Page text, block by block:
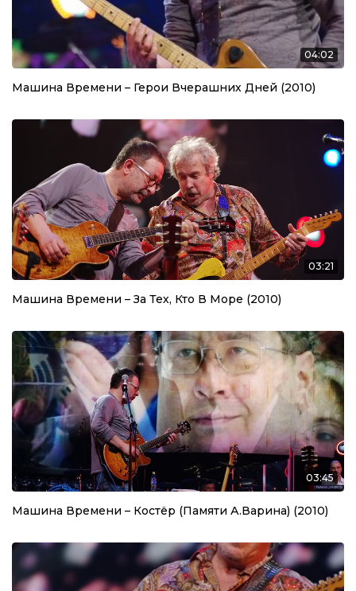
04:02
Машина Времени – Герои Вчерашних Дней (2010)
03:21
Машина Времени – За Тех, Кто В Море (2010)
03:45
Машина Времени – Костёр (Памяти А.Варина) (2010)